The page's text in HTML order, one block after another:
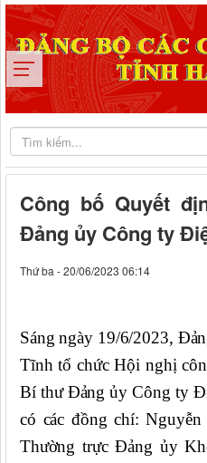
Công bố Quyết
Đảng ủy Công ty
Thứ ba - 20/06/2023 06:14
Sáng ngày 19/6/2023,
Tĩnh tổ chức Hội nghị
Bí thư Đảng ủy Công ty
có các đồng chí:
Thường trực Đảng ủy